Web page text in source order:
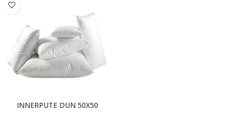
INNERPUTE DUN 50X50